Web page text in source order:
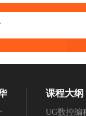
课程大纲
UG数控编